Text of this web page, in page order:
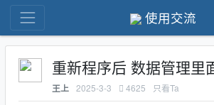
使用交流
重新程序后 数据管理里
王上 2025-3-3 4625 只看Ta